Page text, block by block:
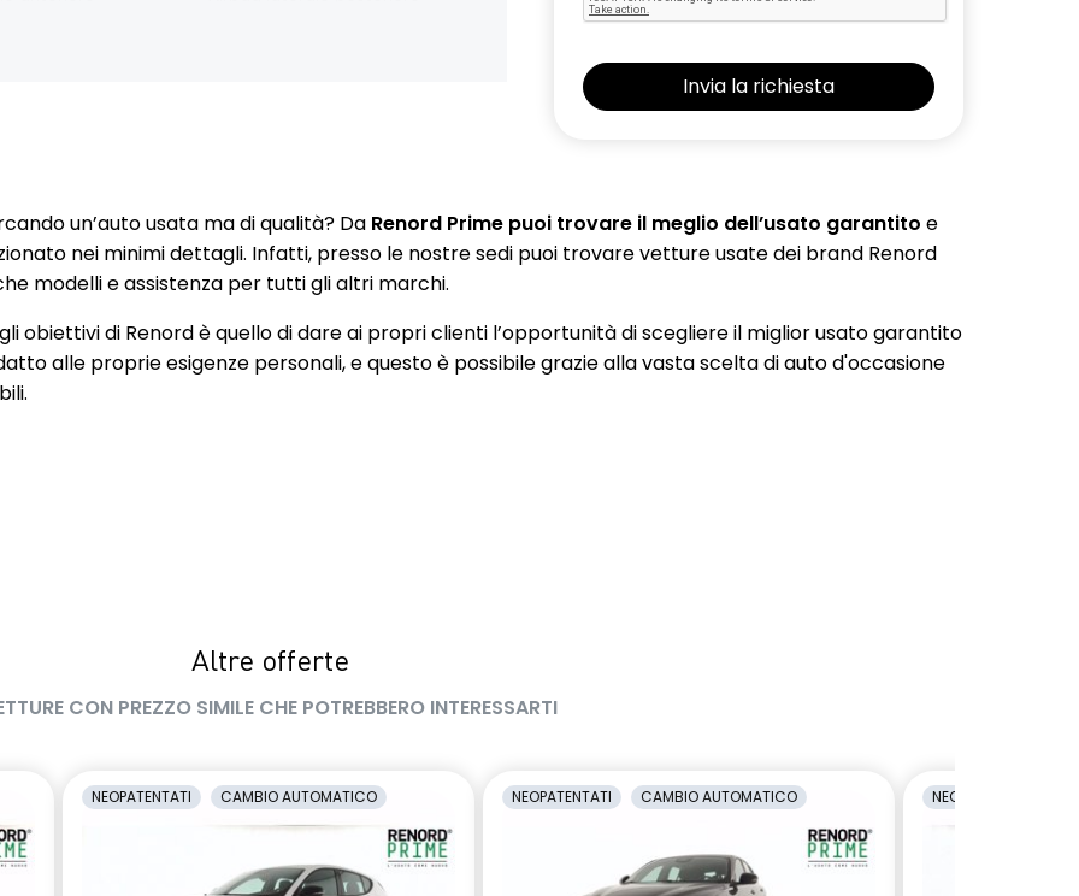
distanza di sicurezza)
12,3" E-call (Chiamata d'emergenza)
con sistema di
Multi-sense a 4 modalità con
ambient lighting
(vetri posteriori
Retrovisore interno
elettrocromico frameless
in tinta tetto
Riconoscimento segnaletica
un’auto usata ma di qualità? DaRenord Prime puoi trovare il meglio dell’usato garantito e
nei minimi dettagli. Infatti, presso le nostre sedi puoi trovare vetture usate dei brand Renord
modelli e assistenza per tutti gli altri marchi.
obiettivi di Renord è quello di dare ai propri clienti l’opportunità di scegliere il miglior usato garantito
alle proprie esigenze personali, e questo è possibile grazie alla vasta scelta di auto d'occasione
Altre offerte
CON PREZZO SIMILE CHE POTREBBERO INTERESSARTI
NEOPATENTATI CAMBIO AUTOMATICO NEOPATENTATI CAMBIO AUTOMATICO NEOPATENTATI